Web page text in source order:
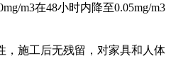
m3在48小时内降至0.05mg/m3
，施工后无残留，对家具和人体